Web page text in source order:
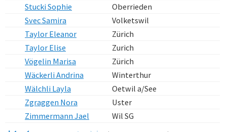
Stucki Sophie
Oberrieden
Svec Samira
Volketswil
Taylor Eleanor
Zürich
Taylor Elise
Zurich
Vögelin Marisa
Zürich
Wäckerli Andrina
Winterthur
Wälchli Layla
Oetwil a/See
Zgraggen Nora
Uster
Zimmermann Jael
Wil SG